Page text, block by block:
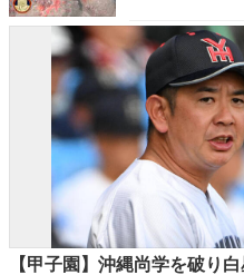
【甲子園】沖縄尚学を破り